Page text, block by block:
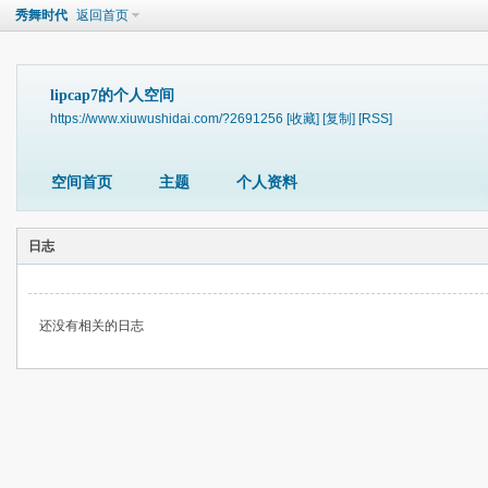
秀舞时代 返回首页
lipcap7的个人空间
https://www.xiuwushidai.com/?2691256 [收藏] [复制] [RSS]
空间首页 主题 个人资料
日志
还没有相关的日志